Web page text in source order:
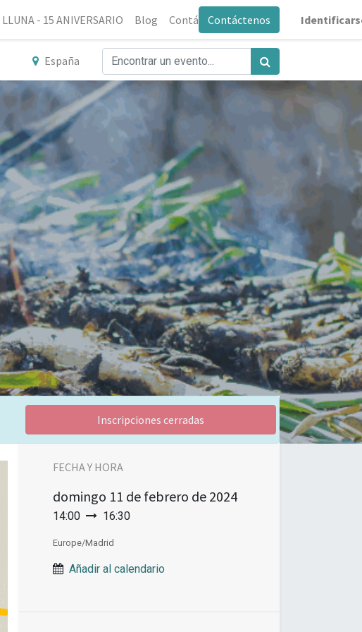
LLUNA - 15 ANIVERSARIO Blog ContáctenosContáctenos
España
Inscripciones cerradas
FECHA Y HORA
domingo 11 de febrero de 2024
14:00 16:30
Europe/Madrid
Añadir al calendario